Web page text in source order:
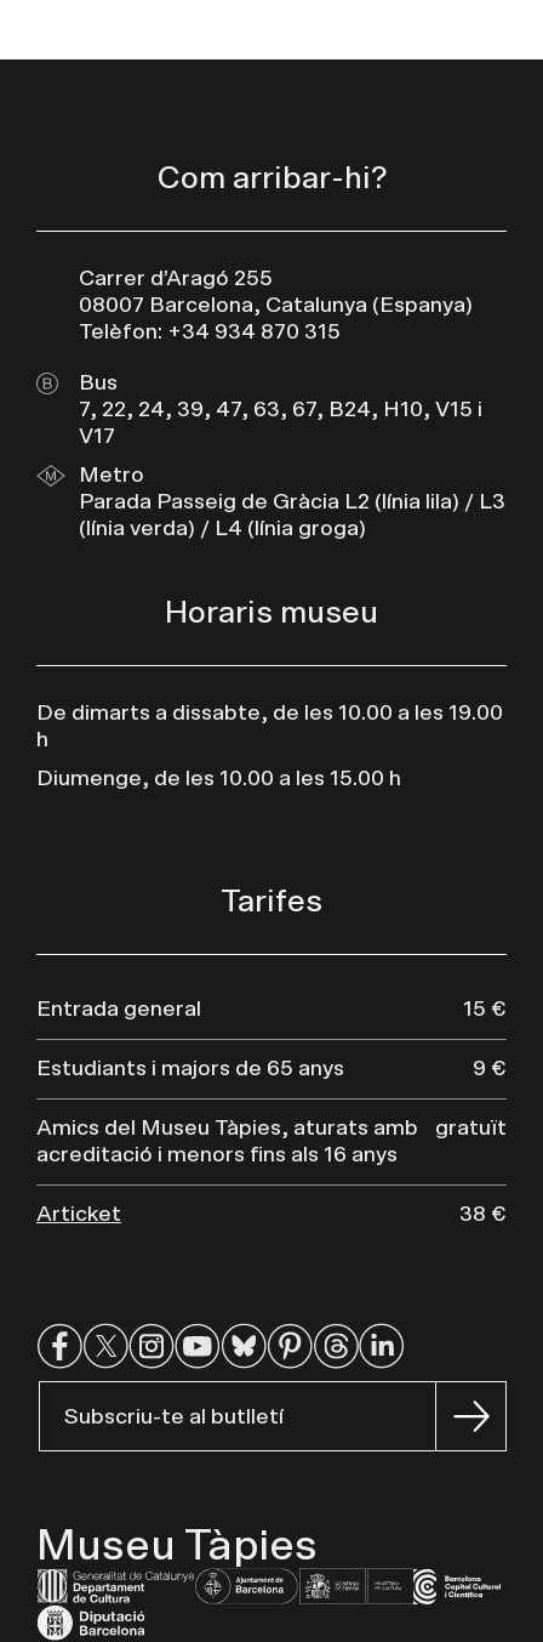
Com arribar-hi?
Carrer d’Aragó 255
08007 Barcelona, Catalunya (Espanya)
Telèfon: +34 934 870 315
Bus
7, 22, 24, 39, 47, 63, 67, B24, H10, V15 i
V17
Metro
Parada Passeig de Gràcia L2 (línia lila) / L3
(línia verda) / L4 (línia groga)
Horaris museu
De dimarts a dissabte, de les 10.00 a les 19.00
h
Diumenge, de les 10.00 a les 15.00 h
Tarifes
Entrada general 15 €
Estudiants i majors de 65 anys 9 €
Amics del Museu Tàpies, aturats amb
acreditació i menors fins als 16 anys
gratuït
Articket 38 €
Subscriu-te al butlletí
Museu Tàpies